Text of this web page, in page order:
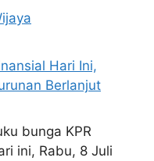
bunga KPR
ini, Rabu, 8 Juli